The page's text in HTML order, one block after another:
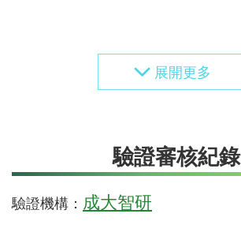
8公告修訂.pdf
驗證審核紀錄
驗證機構： 成大智研